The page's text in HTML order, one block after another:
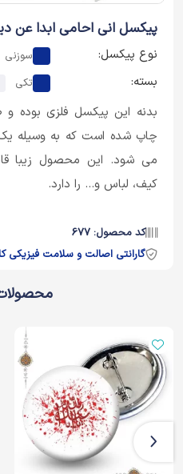
پیکسل انی احامی ابدا عن
نوع پیکسل: سوزنی
بسته: تکی
چاپ شده است که به وسیله
می شود. این محصول زیبا
کیف، لباس و... را دارد.
کد محصول: 677
گارانتی اصالت و سلامت فیزیکی